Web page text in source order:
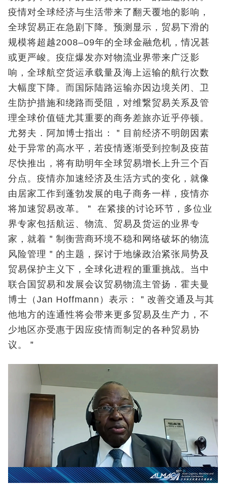
疫情对全球经济与生活带来了翻天覆地的影响，
全球贸易正在急剧下降。预测显示，贸易下滑的
规模将超越2008–09年的全球金融危机，情况甚
或更严峻。疫症爆发亦对物流业界带来广泛影
响，全球航空货运承载量及海上运输的航行次数
大幅度下降。而国际陆路运输亦因边境关闭、卫
生防护措施和绕路而受阻，对维繋贸易关系及管
理全球价值链尤其重要的商务差旅亦近乎停顿。
尤努夫．阿加博士指出：＂目前经济不明朗因素
处于异常的高水平，若疫情逐渐受到控制及疫苗
尽快推出，将有助明年全球贸易增长上升三个百
分点。疫情亦加速经济及生活方式的变化，就像
由居家工作到蓬勃发展的电子商务一样，疫情亦
将加速贸易改革。＂ 在紧接的讨论环节，多位业
界专家包括航运、物流、贸易及货运的业界专
家，就着＂制衡营商环境不稳和网络破坏的物流
风险管理＂的主题，探讨于地缘政治紧张局势及
贸易保护主义下，全球化进程的重重挑战。当中
联合国贸易和发展会议贸易物流主管扬．霍夫曼
博士（Jan Hoffmann）表示：＂改善交通及与其
他地方的连通性将会带来更多贸易及生产力，不
少地区亦受惠于因应疫情而制定的各种贸易协
议。＂